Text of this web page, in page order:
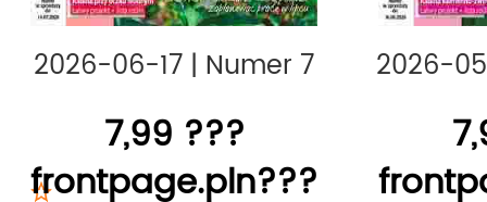
2026-06-17 | Numer 7
7,99 ???
frontpage.pln???
2026-